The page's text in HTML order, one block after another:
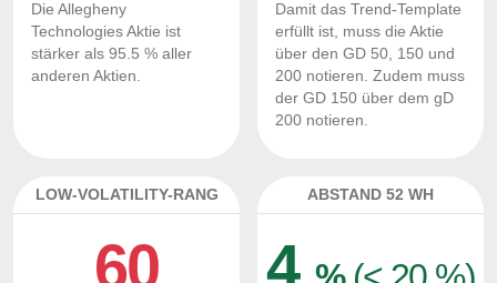
Die Allegheny
Technologies Aktie ist
stärker als 95.5 % aller
anderen Aktien.
Damit das Trend-Template
erfüllt ist, muss die Aktie
über den GD 50, 150 und
200 notieren. Zudem muss
der GD 150 über dem gD
200 notieren.
LOW-VOLATILITY-RANG
60
ABSTAND 52 WH
4